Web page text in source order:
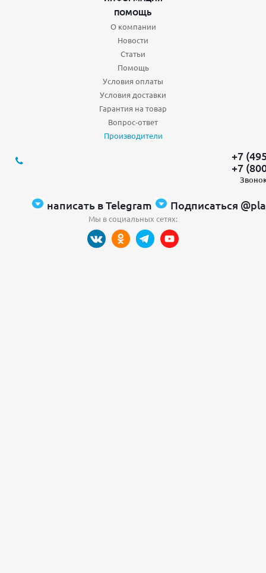
ПОМОЩЬ
О компании
Новости
Статьи
Помощь
Условия оплаты
Условия доставки
Гарантия на товар
Вопрос-ответ
Производители
+7
+7
написать в Telegram Подписаться
Мы в социальных сетях: